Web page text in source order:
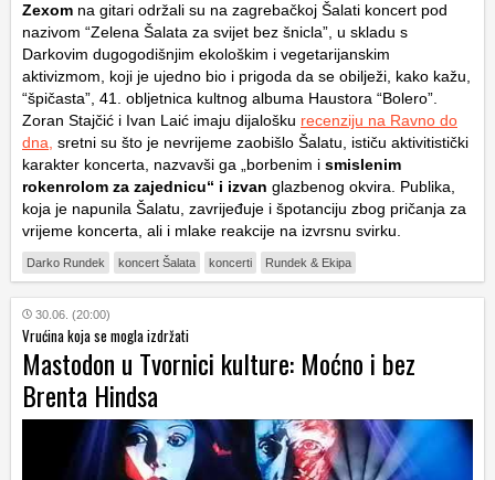
Zexom na gitari održali su na zagrebačkoj Šalati koncert pod
nazivom “Zelena Šalata za svijet bez šnicla”, u skladu s
Darkovim dugogodišnjim ekološkim i vegetarijanskim
aktivizmom, koji je ujedno bio i prigoda da se obilježi, kako kažu,
“špičasta”, 41. obljetnica kultnog albuma Haustora “Bolero”.
Zoran Stajčić i Ivan Laić imaju dijalošku recenziju na Ravno do
dna, sretni su što je nevrijeme zaobišlo Šalatu, ističu aktivitistički
karakter koncerta, nazvavši ga „borbenim i smislenim
rokenrolom za zajednicu“ i izvan glazbenog okvira. Publika,
koja je napunila Šalatu, zavrijeđuje i špotanciju zbog pričanja za
vrijeme koncerta, ali i mlake reakcije na izvrsnu svirku.
Darko Rundek koncert Šalata koncerti Rundek & Ekipa
30.06. (20:00)
Vrućina koja se mogla izdržati
Mastodon u Tvornici kulture: Moćno i bez
Brenta Hindsa